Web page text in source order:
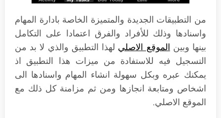
من التطبيقات الجديدة والمتميزة الخاصة بادارة المهام
واسنادها وذلك للأفراد والفرق اعتمادا على التكامل
بينها وبين الموقع الاصلي لهذا التطبيق والذي لا بد من
التسجيل فيه للاستفادة من ميزات هذا التطبيق اذ
يمكنك عبره وبكل سهولة انشاء المهام واسنادها الى
اشخاص ومتابعة انجازها ومن ثم مزامنة كل ذلك مع
الموقع الاصلي.